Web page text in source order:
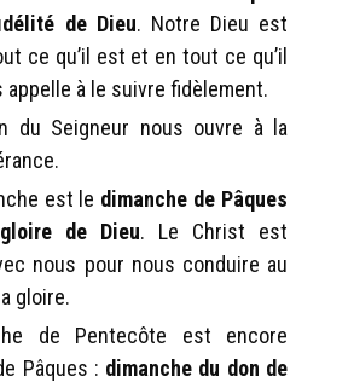
de Dieu. Notre Dieu est
ce qu’il est et en tout ce qu’il
à le suivre fidèlement.
du Seigneur nous ouvre à la
est le dimanche de Pâques
de Dieu. Le Christ est
nous pour nous conduire au
gloire.
de Pentecôte est encore
Pâques : dimanche du don de